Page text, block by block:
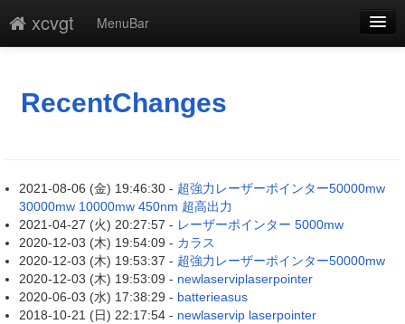
xcvgt
MenuBar
最終更新
RecentChanges
2021-08-06 (金) 19:46:30 - 超強力レーザーポインター50000mw
30000mw 10000mw 450nm 超高出力
2021-04-27 (火) 20:27:57 - レーザーポインター 5000mw
2020-12-03 (木) 19:54:09 - カラス
2020-12-03 (木) 19:53:37 - 超強力レーザーポインター50000mw
2020-12-03 (木) 19:53:09 - newlaserviplaserpointer
2020-06-03 (水) 17:38:29 - batterieasus
2018-10-21 (日) 22:17:54 - newlaservip laserpointer